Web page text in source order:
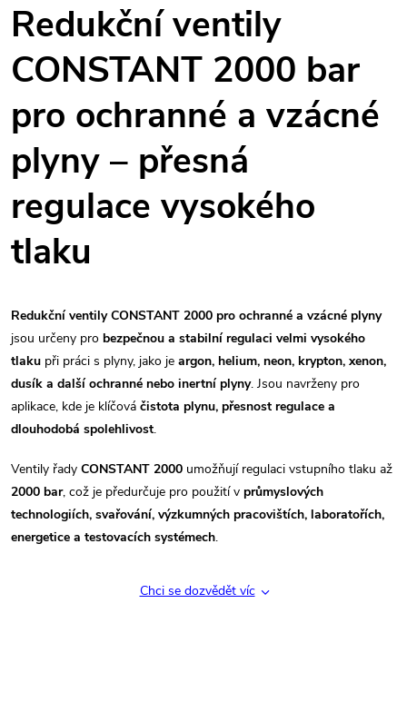
v
l
á
d
a
c
í
p
r
v
k
y
v
ý
p
Redukční ventily
CONSTANT 2000 bar
pro ochranné a vzácné
plyny – přesná
regulace vysokého
tlaku
Redukční ventily CONSTANT 2000 pro ochranné a vzácné plyny
jsou určeny pro bezpečnou a stabilní regulaci velmi vysokého
tlaku při práci s plyny, jako je argon, helium, neon, krypton, xenon,
dusík a další ochranné nebo inertní plyny. Jsou navrženy pro
aplikace, kde je klíčová čistota plynu, přesnost regulace a
dlouhodobá spolehlivost.
Ventily řady CONSTANT 2000 umožňují regulaci vstupního tlaku až
2000 bar, což je předurčuje pro použití v průmyslových
technologiích, svařování, výzkumných pracovištích, laboratořích,
energetice a testovacích systémech.
Chci se dozvědět víc